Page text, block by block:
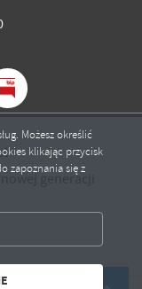
generacji
Możesz określić
klikając przycisk
zapoznania się z